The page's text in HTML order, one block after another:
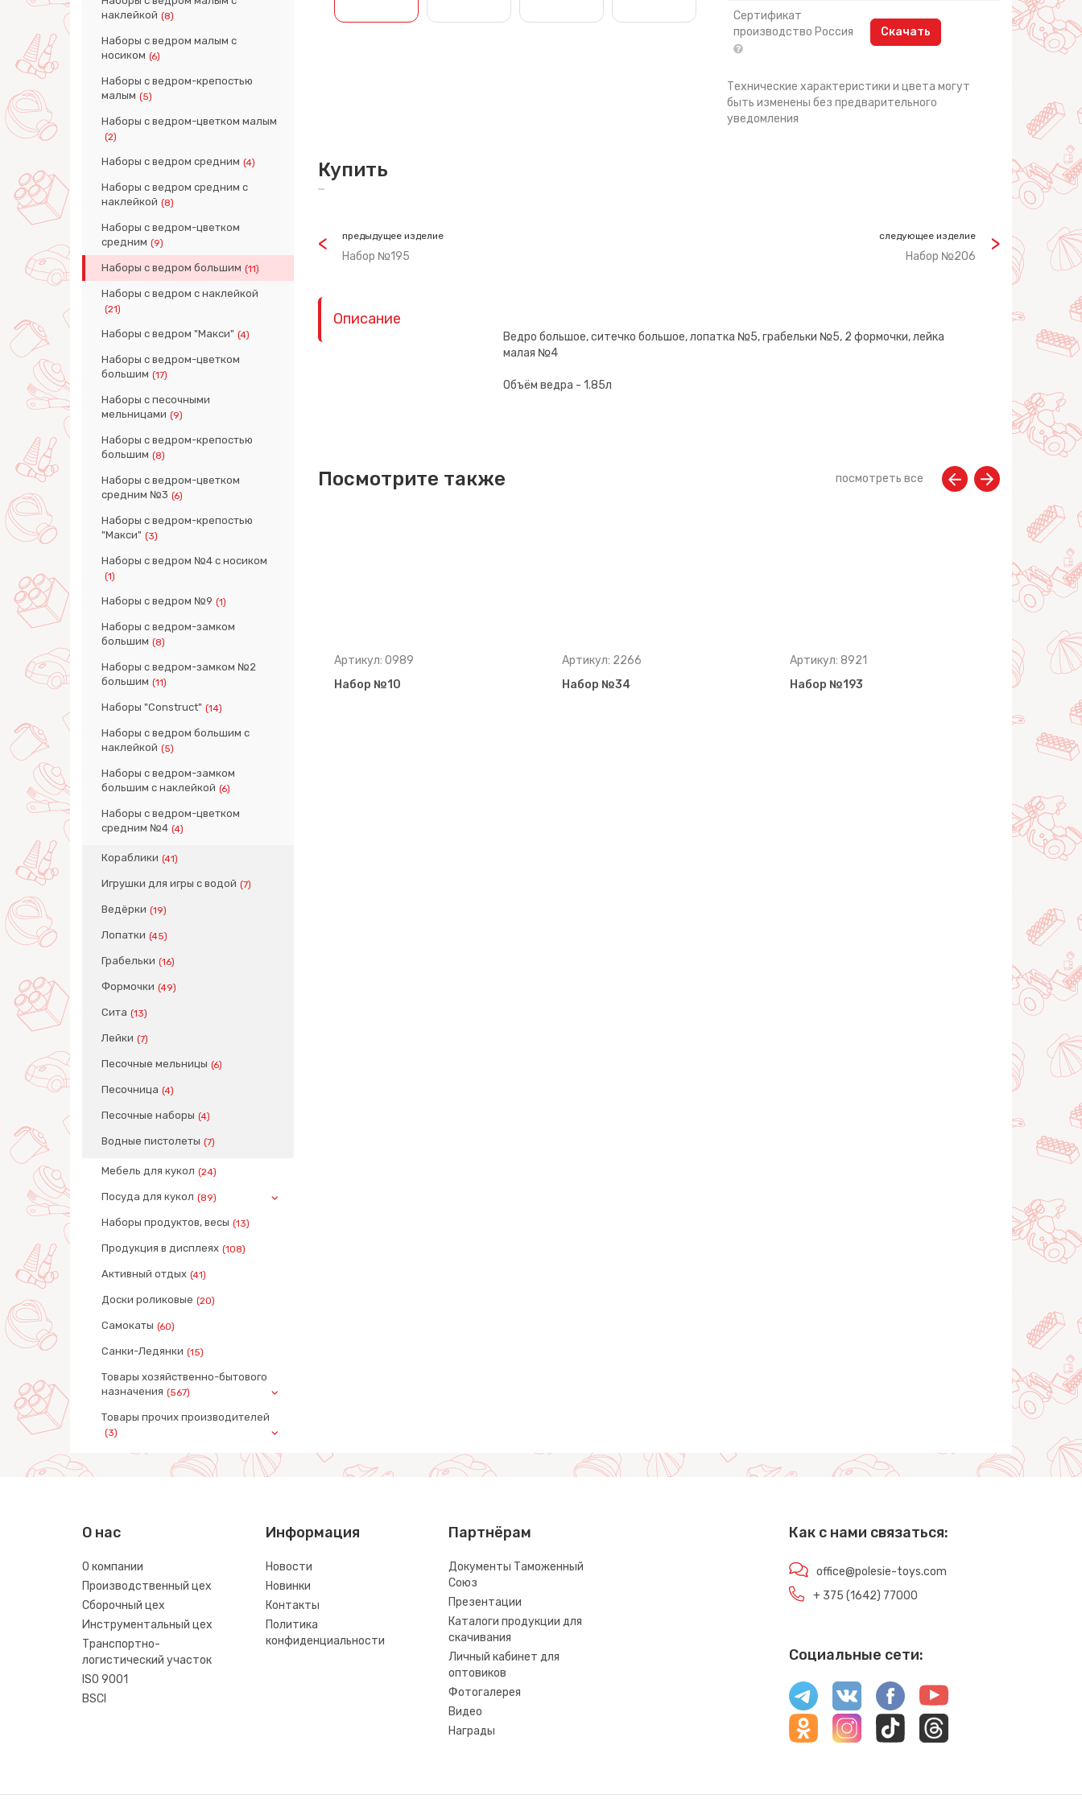
наклейкой (8)
Наборы с ведром малым с
носиком (6)
Наборы с ведром-крепостью
малым (5)
Наборы с ведром-цветком малым
(2)
Наборы с ведром средним (4)
Наборы с ведром средним с
наклейкой (8)
Наборы с ведром-цветком
средним (9)
Наборы с ведром большим (11)
Наборы с ведром с наклейкой
(21)
Наборы с ведром "Макси" (4)
Наборы с ведром-цветком
большим (17)
Наборы с песочными
мельницами (9)
Наборы с ведром-крепостью
большим (8)
Наборы с ведром-цветком
средним №3 (6)
Наборы с ведром-крепостью
"Макси" (3)
Наборы с ведром №4 с носиком
(1)
Наборы с ведром №9 (1)
Наборы с ведром-замком
большим (8)
Наборы с ведром-замком №2
большим (11)
Наборы "Construct" (14)
Наборы с ведром большим с
наклейкой (5)
Наборы с ведром-замком
большим с наклейкой (6)
Наборы с ведром-цветком
средним №4 (4)
Кораблики (41)
Игрушки для игры с водой (7)
Ведёрки (19)
Лопатки (45)
Грабельки (16)
Формочки (49)
Сита (13)
Лейки (7)
Песочные мельницы (6)
Песочница (4)
Песочные наборы (4)
Водные пистолеты (7)
Мебель для кукол (24)
Посуда для кукол (89)
Наборы продуктов, весы (13)
Продукция в дисплеях (108)
Активный отдых (41)
Доски роликовые (20)
Самокаты (60)
Санки-Ледянки (15)
Товары хозяйственно-бытового
назначения (567)
Товары прочих производителей
(3)
Сертификат
производство Россия
Скачать
Технические характеристики и цвета могут
быть изменены без предварительного
уведомления
Купить
предыдущее изделие
Набор №195
следующее изделие
Набор №206
Описание
Ведро большое, ситечко большое, лопатка №5, грабельки №5, 2 формочки, лейка
малая №4
Объём ведра - 1.85л
Посмотрите также посмотреть все
Артикул: 38555
Набор №417
Артикул: 0989
Набор №10
Артикул: 2266
Набор №34
Артикул: 8921
Набор №193
Артикул:
Набор
О нас
О компании
Производственный цех
Сборочный цех
Инструментальный цех
Транспортно-
логистический участок
ISO 9001
BSCI
Информация
Новости
Новинки
Контакты
Политика
конфиденциальности
Партнёрам
Документы Таможенный
Союз
Презентации
Каталоги продукции для
скачивания
Личный кабинет для
оптовиков
Фотогалерея
Видео
Награды
Как с нами связаться:
office@polesie-toys.com
+ 375 (1642) 77000
Социальные сети: